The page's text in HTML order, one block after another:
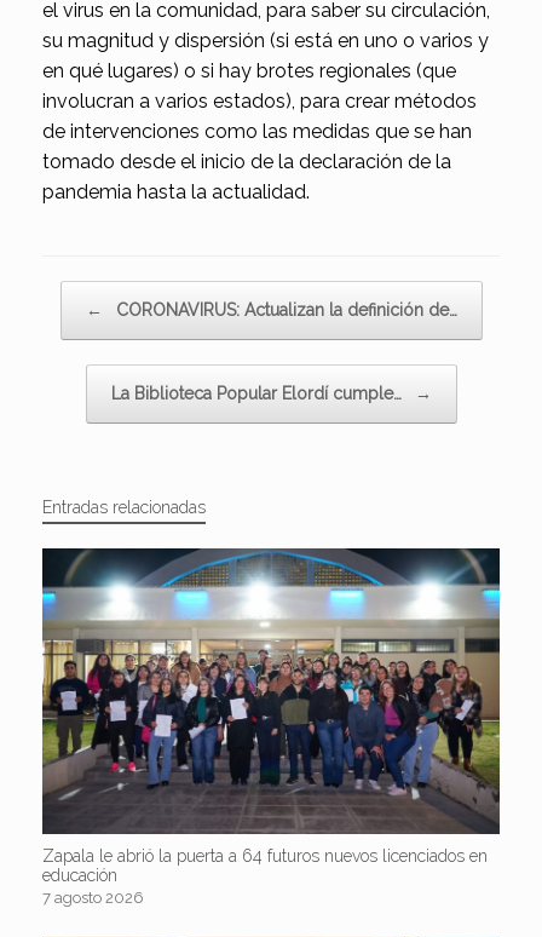
el virus en la comunidad, para saber su circulación,
su magnitud y dispersión (si está en uno o varios y
en qué lugares) o si hay brotes regionales (que
involucran a varios estados), para crear métodos
de intervenciones como las medidas que se han
tomado desde el inicio de la declaración de la
pandemia hasta la actualidad.
← CORONAVIRUS: Actualizan la definición de…
La Biblioteca Popular Elordí cumple… →
Entradas relacionadas
Zapala le abrió la puerta a 64 futuros nuevos licenciados en
educación
7 agosto 2026